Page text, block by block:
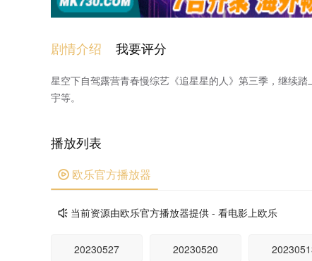
剧情介绍 我要评分
星空下自驾露营青春慢综艺《追星星的人》第三季，继续
宇等。
播放列表
 欧乐官方播放器
 当前资源由欧乐官方播放器提供 - 看电影上欧乐
20230527 20230520